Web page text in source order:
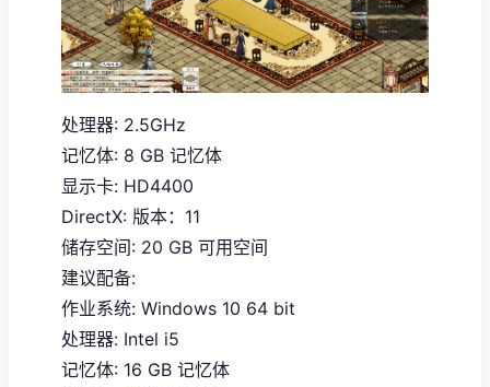
处理器: 2.5GHz
记忆体: 8 GB 记忆体
显示卡: HD4400
DirectX: 版本：11
储存空间: 20 GB 可用空间
建议配备:
作业系统: Windows 10 64 bit
处理器: Intel i5
记忆体: 16 GB 记忆体